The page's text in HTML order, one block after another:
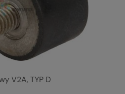
V2A, TYP D